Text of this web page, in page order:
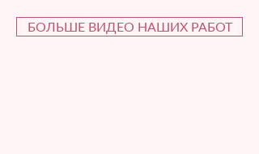
БОЛЬШЕ ВИДЕО НАШИХ РАБОТ